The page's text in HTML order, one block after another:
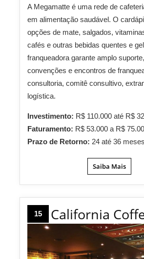
A Megamatte é uma rede de
em alimentação saudável. O
opções de mate, salgados,
cafés e outras bebidas quentes e
franqueadora garante amplo
convenções e encontros de
consultoria, comitê consultivo,
logística.
Investimento: R$ 110.000 até R$
Faturamento: R$ 53.000 a R$
Prazo de Retorno: 24 até 36 meses
Saiba Mais
15 California